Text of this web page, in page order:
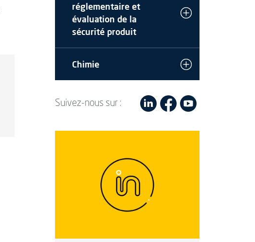
réglementaire et
évaluation de la
sécurité produit
Chimie
Suivez-nous sur :